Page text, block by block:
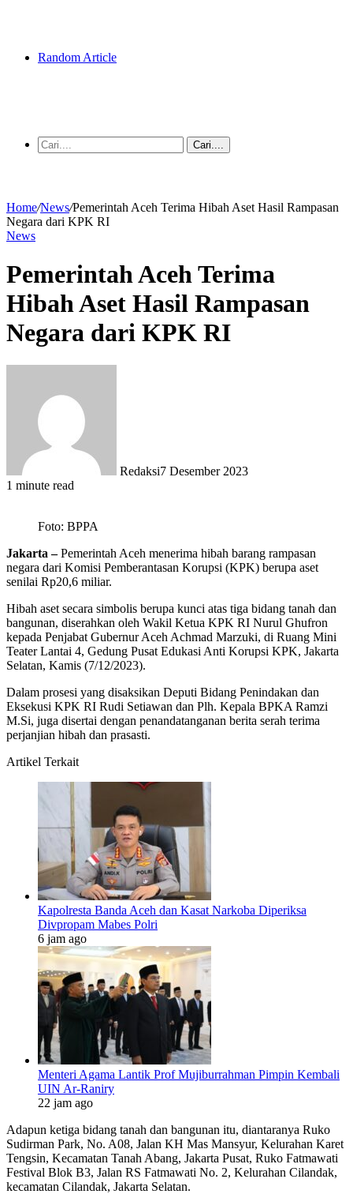
Random Article
Cari....
Home/News/Pemerintah Aceh Terima Hibah Aset Hasil Rampasan
Negara dari KPK RI
News
Pemerintah Aceh Terima
Hibah Aset Hasil Rampasan
Negara dari KPK RI
Redaksi7 Desember 2023
1 minute read
Foto: BPPA
Jakarta –Pemerintah Aceh menerima hibah barang rampasan
negara dari Komisi Pemberantasan Korupsi (KPK) berupa aset
senilai Rp20,6 miliar.
Hibah aset secara simbolis berupa kunci atas tiga bidang tanah dan
bangunan, diserahkan oleh Wakil Ketua KPK RI Nurul Ghufron
kepada Penjabat Gubernur Aceh Achmad Marzuki, di Ruang Mini
Teater Lantai 4, Gedung Pusat Edukasi Anti Korupsi KPK, Jakarta
Selatan, Kamis (7/12/2023).
Dalam prosesi yang disaksikan Deputi Bidang Penindakan dan
Eksekusi KPK RI Rudi Setiawan dan Plh. Kepala BPKA Ramzi
M.Si, juga disertai dengan penandatanganan berita serah terima
perjanjian hibah dan prasasti.
Artikel Terkait
Kapolresta Banda Aceh dan Kasat Narkoba Diperiksa
Divpropam Mabes Polri
6 jam ago
Menteri Agama Lantik Prof Mujiburrahman Pimpin Kembali
UIN Ar-Raniry
22 jam ago
Adapun ketiga bidang tanah dan bangunan itu, diantaranya Ruko
Sudirman Park, No. A08, Jalan KH Mas Mansyur, Kelurahan Karet
Tengsin, Kecamatan Tanah Abang, Jakarta Pusat, Ruko Fatmawati
Festival Blok B3, Jalan RS Fatmawati No. 2, Kelurahan Cilandak,
kecamatan Cilandak, Jakarta Selatan.